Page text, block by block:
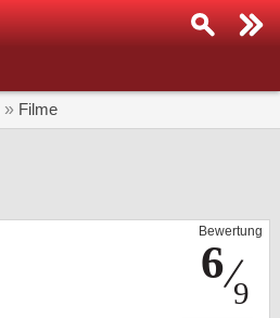
» Filme
Bewertung
Serie suchen...
SERIEN